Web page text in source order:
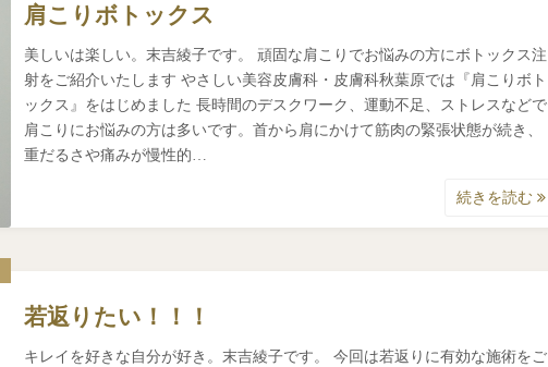
肩こりボトックス
美しいは楽しい。末吉綾子です。 頑固な肩こりでお悩みの方にボトックス注
射をご紹介いたします やさしい美容皮膚科・皮膚科秋葉原では『肩こりボト
ックス』をはじめました 長時間のデスクワーク、運動不足、ストレスなどで
肩こりにお悩みの方は多いです。首から肩にかけて筋肉の緊張状態が続き、
重だるさや痛みが慢性的…
続きを読む
若返りたい！！！
キレイを好きな自分が好き。末吉綾子です。 今回は若返りに有効な施術をご